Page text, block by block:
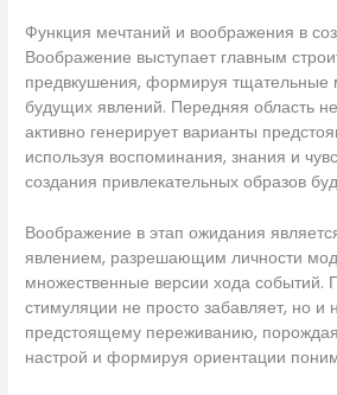
Функция мечтаний и воображения в
Воображение выступает главным
предвкушения, формируя
будущих явлений. Передняя область
активно генерирует варианты
используя воспоминания, знания и
создания привлекательных образов
Воображение в этап ожидания
явлением, разрешающим личности
множественные версии хода событий.
стимуляции не просто забавляет, но и
предстоящему переживанию,
настрой и формируя ориентации